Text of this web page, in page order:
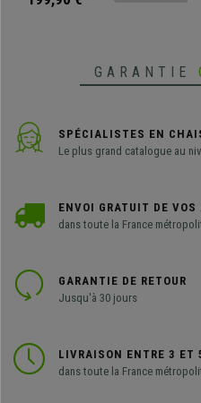
GARANTIE
SPÉCIALISTES EN
Le plus grand catalogue au
ENVOI GRATUIT DE VOS
dans toute la France
GARANTIE DE RETOUR
Jusqu'à 30 jours
LIVRAISON ENTRE 3 ET
dans toute la France